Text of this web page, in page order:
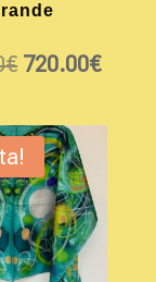
€ El
original
era:
1,200.00€.
720.00€El